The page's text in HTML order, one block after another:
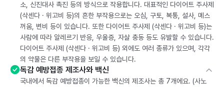
소, 신진대사 촉진 등의 방식으로 작용합니다. 대표적인 다이어트 주사제
(삭센다 · 위고비 등)의 흔한 부작용으로는 오심, 구토, 복통, 설사, 메스
꺼움, 변비 등이 있습니다. 또한 다이어트 주사제 (삭센다 · 위고비 등)는
사람에 따라 알레르기 반응, 우울증, 자살 충동 등도 유발할 수 있습니다.
다이어트 주사제 (삭센다 · 위고비 등) 외에도 여러 종류가 있으며, 각각
의 약물은 다른 부작용을 보일 수 있습니다.
독감 예방접종 제조사와 백신
국내에서 독감 예방접종이 가능한 백신의 제조사는 총 7개에요. (사노